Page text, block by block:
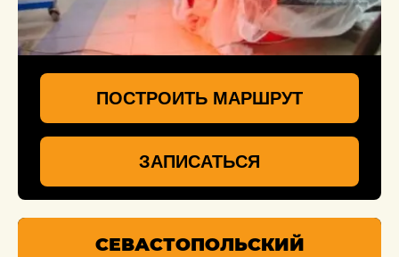
ПОСТРОИТЬ МАРШРУТ
ЗАПИСАТЬСЯ
СЕВАСТОПОЛЬСКИЙ